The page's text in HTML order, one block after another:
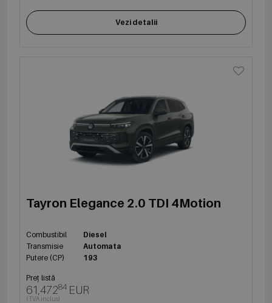
Vezi detalii
Tayron Elegance 2.0 TDI 4Motion
Combustibil
Diesel
Transmisie
Automata
Putere (CP)
193
Preț listă
61,47284 EUR
(TVA inclus)